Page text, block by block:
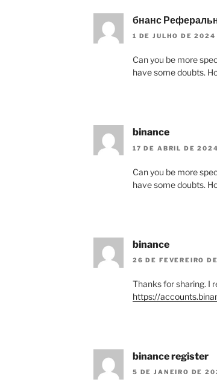
бнанс
1 DE JULHO DE
Can you be more
have some doubts.
binance
17 DE ABRIL DE
Can you be more
have some doubts.
binance
26 DE FEVEREIRO
Thanks for sharing. I
https://
binance register
5 DE JANEIRO DE